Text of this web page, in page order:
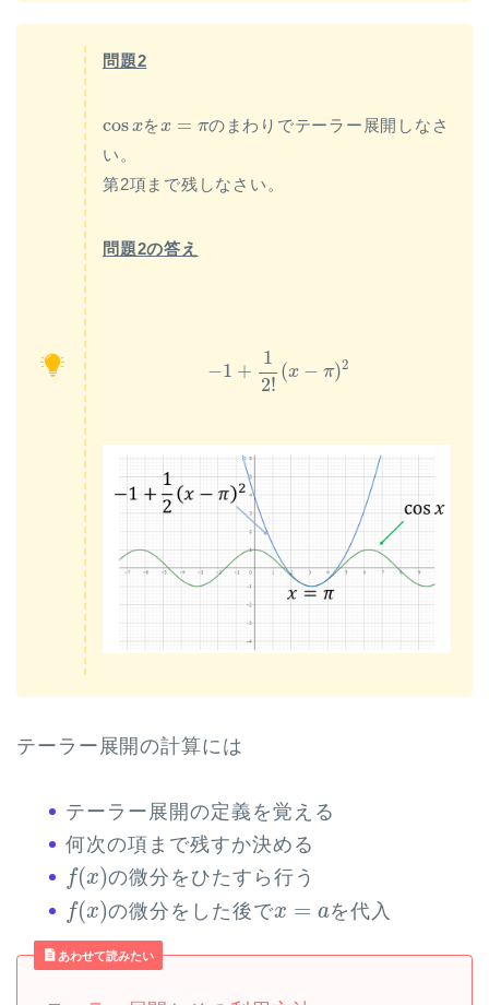
問題2
cosx
cos xをx = π
x=π
のまわりでテーラー展開しなさ
い。
第2項まで残しなさい。
問題2の答え
−1 +
1
2!
(x − π)2
2
テーラー展開の計算には
テーラー展開の定義を覚える
何次の項まで残すか決める
f(x)
(x
の微分をひたすら行う
f(x)
(x の微分をした後でx = a
x =a を代入
あわせて読みたい